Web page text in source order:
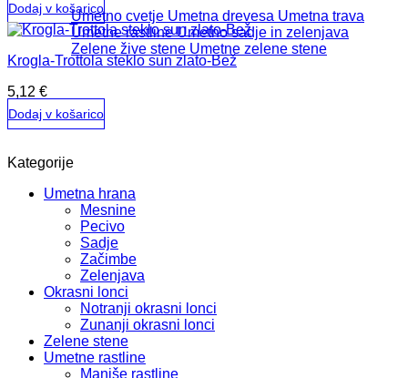
Umetno cvetje Umetna drevesa Umetna trava
Umetne rastline Umetno sadje in zelenjava
Zelene žive stene Umetne zelene stene
Dodaj v košarico
Krogla-Trottola steklo sun zlato-Bež
5,12 €
Dodaj v košarico
Kategorije
Umetna hrana
Mesnine
Pecivo
Sadje
Začimbe
Zelenjava
Okrasni lonci
Notranji okrasni lonci
Zunanji okrasni lonci
Zelene stene
Umetne rastline
Manjše rastline